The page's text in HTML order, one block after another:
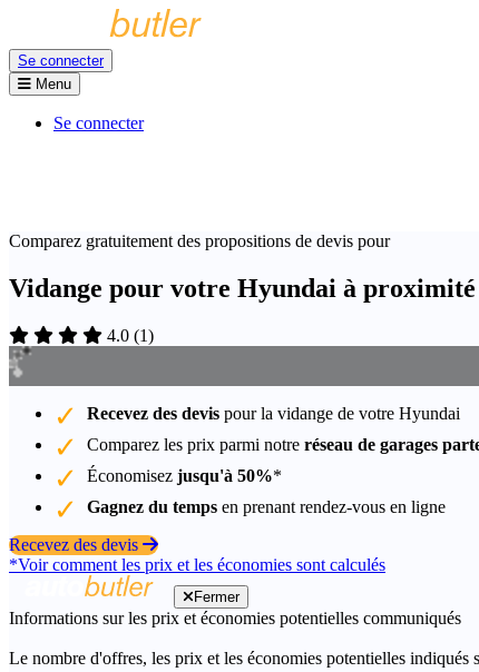
Se connecter
Menu
Se connecter
Comparez gratuitement des propositions de devis pour
Vidange pour votre Hyundai à
4.0 (1)
Recevez des devis pour la vidange de votre Hyundai
Comparez les prix parmi notre réseau de garages
Économisez jusqu'à 50%*
Gagnez du temps en prenant rendez-vous en ligne
Recevez des devis
*Voir comment les prix et les économies sont calculés
Fermer
Informations sur les prix et économies potentielles communiqués
Le nombre d'offres, les prix et les économies potentielles indiqués